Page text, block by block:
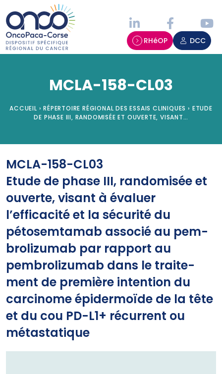
RHéOP DCC
MCLA-158-CL03
ACCUEIL › RÉPERTOIRE RÉGIONAL DES ESSAIS CLINIQUES › ETUDE
DE PHASE III, RANDOMISÉE ET OUVERTE, VISANT…
MCLA-158-CL03
Etude de phase III, randomisée et
ouverte, visant à évaluer
l’efficacité et la sécurité du
pétosemtamab associé au pem-
brolizumab par rapport au
pembrolizumab dans le traite-
ment de première intention du
carcinome épidermoïde de la tête
et du cou PD-L1+ récurrent ou
métastatique
Panneau de gestion des cookies